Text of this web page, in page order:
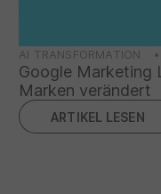
AI TRANSFORMATION
Google Marketing
Marken verändert
ARTIKEL LESEN